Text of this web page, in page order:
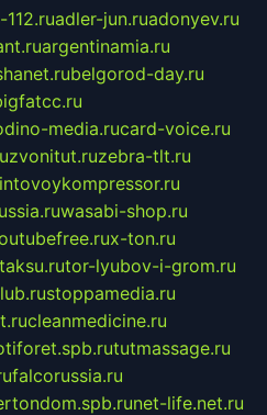
adler-jun.ruadonyev.ru
argentinamia.ru
belgorod-day.ru
media.rucard-voice.ru
zvonitut.ruzebra-tlt.ru
wasabi-shop.ru
x-ton.ru
taksu.rutor-lyubov-i-grom.ru
stoppamedia.ru
cleanmedicine.ru
tutmassage.ru
falcorussia.ru
net-life.net.ru